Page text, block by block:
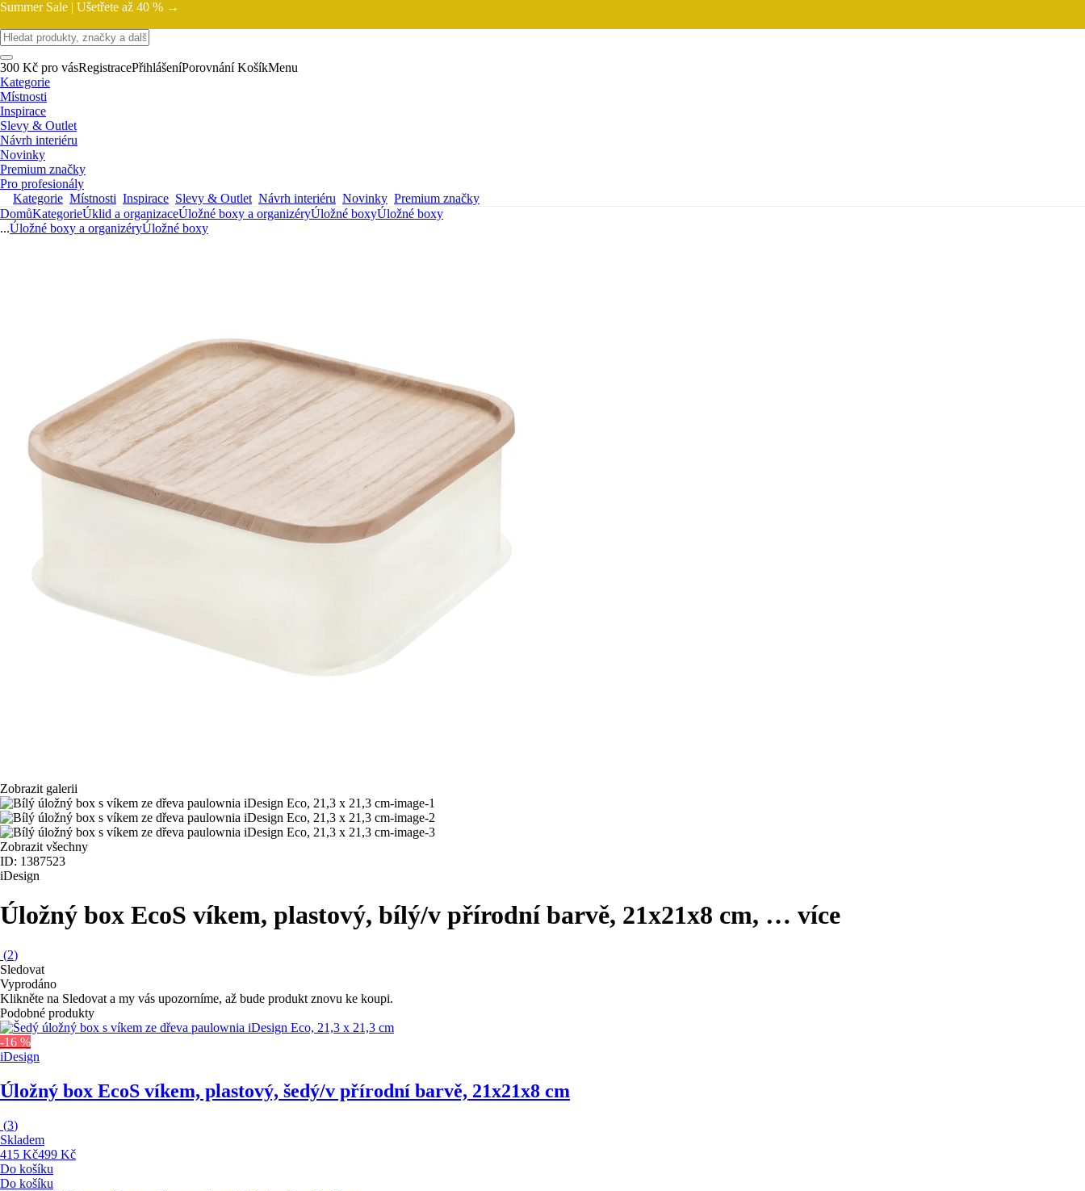
Summer Sale | Ušetřete až 40 % →
300 Kč pro vásRegistracePřihlášeníPorovnání KošíkMenu
Kategorie
Místnosti
Inspirace
Slevy & Outlet
Návrh interiéru
Novinky
Premium značky
Pro profesionály
Kategorie Místnosti Inspirace Slevy & Outlet Návrh interiéru Novinky Premium značky
DomůKategorieÚklid a organizaceÚložné boxy a organizéryÚložné boxyÚložné boxy
...Úložné boxy a organizéryÚložné boxy
Zobrazit galerii
Zobrazit všechny
ID: 1387523
iDesign
Úložný box EcoS víkem, plastový, bílý/v přírodní barvě, 21x21x8 cm, … více
(2)
Sledovat
Vyprodáno
Klikněte na Sledovat a my vás upozorníme, až bude produkt znovu ke koupi.
Podobné produkty
-16 %
iDesign
Úložný box EcoS víkem, plastový, šedý/v přírodní barvě, 21x21x8 cm
(3)
Skladem
415 Kč499 Kč
Do košíku
Do košíku